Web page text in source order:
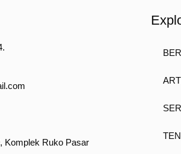
Komplek Ruko Pasar